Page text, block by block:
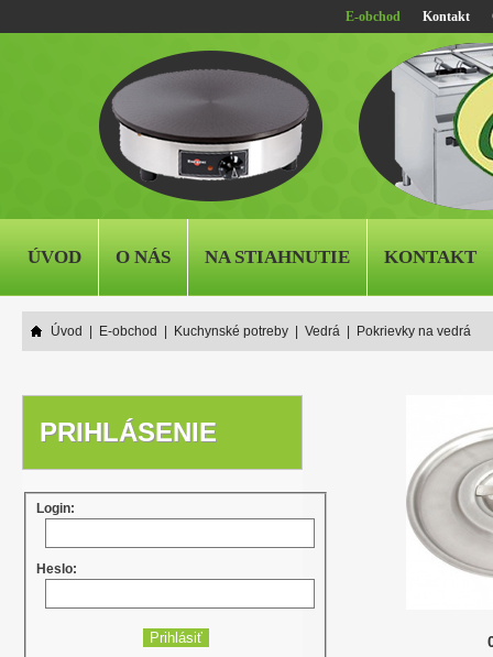
E-obchod Kontakt
ÚVOD O NÁS NA STIAHNUTIE KONTAKT
Úvod E-obchod Kuchynské potreby Vedrá Pokrievky na vedrá
PRIHLÁSENIE
Login:
Heslo: